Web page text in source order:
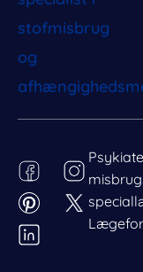
Behandl dit
For at give den
til at gemme eller
samtykke kan